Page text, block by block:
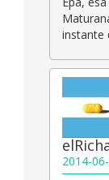
instante
2014-